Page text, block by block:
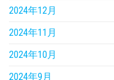
2024年12月
2024年11月
2024年10月
2024年9月